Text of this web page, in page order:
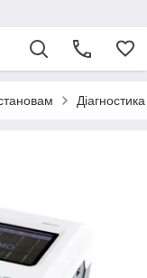
Діагностика